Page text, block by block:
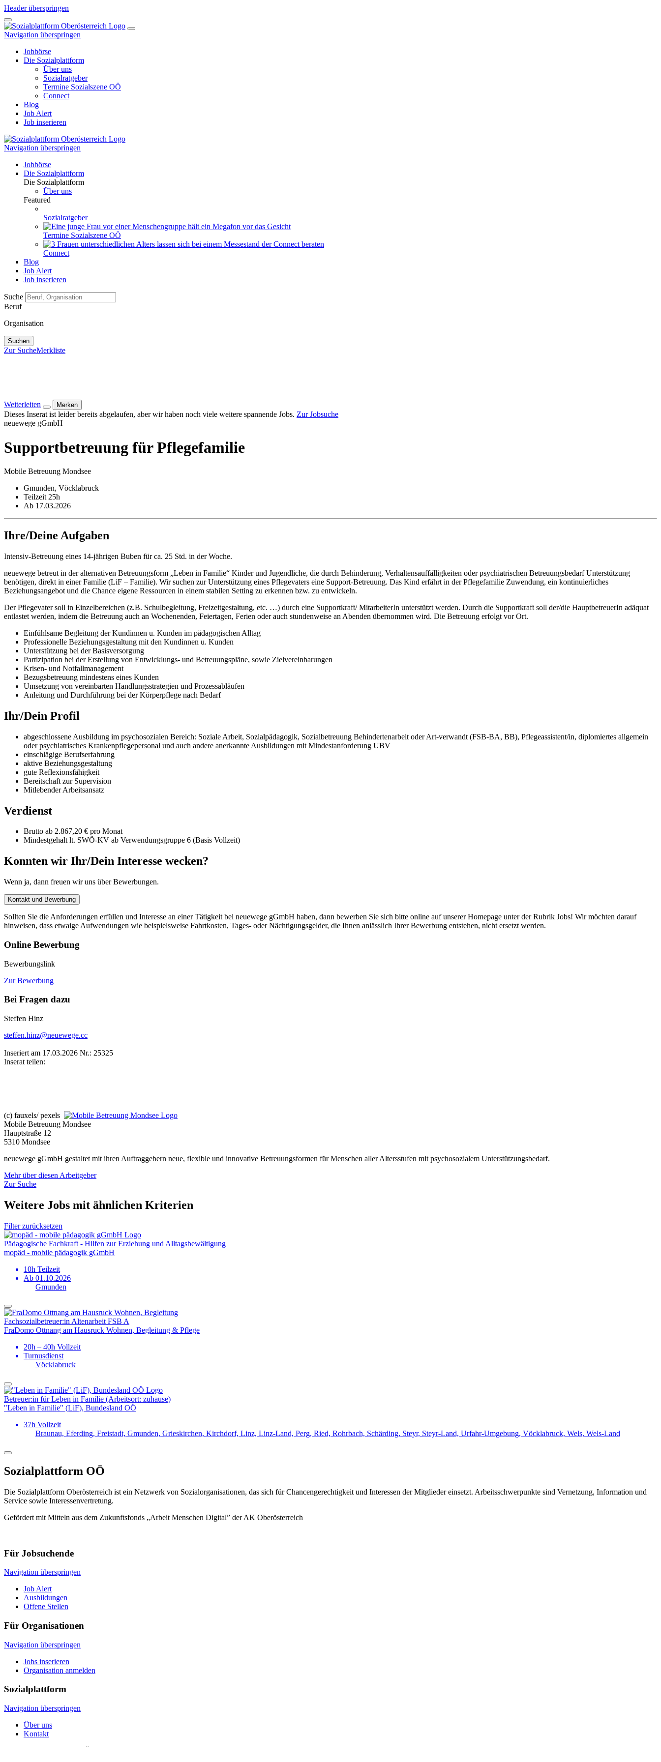
Header überspringen
Navigation überspringen
Jobbörse
Die Sozialplattform
Über uns
Sozialratgeber
Termine Sozialszene OÖ
Connect
Blog
Job Alert
Job inserieren
Navigation überspringen
Jobbörse
Die Sozialplattform
Die Sozialplattform
Über uns
Featured
Sozialratgeber
Termine Sozialszene OÖ
Connect
Blog
Job Alert
Job inserieren
Suche
Beruf
Organisation
Suchen
Zur SucheMerkliste
Weiterleiten Merken
Dieses Inserat ist leider bereits abgelaufen, aber wir haben noch viele weitere spannende Jobs. Zur Jobsuche
neuewege gGmbH
Supportbetreuung für Pflegefamilie
Mobile Betreuung Mondsee
Gmunden, Vöcklabruck
Teilzeit 25h
Ab 17.03.2026
Ihre/Deine Aufgaben
Intensiv-Betreuung eines 14-jährigen Buben für ca. 25 Std. in der Woche.
neuewege betreut in der alternativen Betreuungsform „Leben in Familie“ Kinder und Jugendliche, die durch Behinderung, Verhaltensauffälligkeiten oder psychiatrischen Betreuungsbedarf Unterstützung
benötigen, direkt in einer Familie (LiF – Familie). Wir suchen zur Unterstützung eines Pflegevaters eine Support-Betreuung. Das Kind erfährt in der Pflegefamilie Zuwendung, ein kontinuierliches
Beziehungsangebot und die Chance eigene Ressourcen in einem stabilen Setting zu erkennen bzw. zu entwickeln.
Der Pflegevater soll in Einzelbereichen (z.B. Schulbegleitung, Freizeitgestaltung, etc. …) durch eine Supportkraft/ MitarbeiterIn unterstützt werden. Durch die Supportkraft soll der/die HauptbetreuerIn adäquat
entlastet werden, indem die Betreuung auch an Wochenenden, Feiertagen, Ferien oder auch stundenweise an Abenden übernommen wird. Die Betreuung erfolgt vor Ort.
Einfühlsame Begleitung der Kundinnen u. Kunden im pädagogischen Alltag
Professionelle Beziehungsgestaltung mit den Kundinnen u. Kunden
Unterstützung bei der Basisversorgung
Partizipation bei der Erstellung von Entwicklungs- und Betreuungspläne, sowie Zielvereinbarungen
Krisen- und Notfallmanagement
Bezugsbetreuung mindestens eines Kunden
Umsetzung von vereinbarten Handlungsstrategien und Prozessabläufen
Anleitung und Durchführung bei der Körperpflege nach Bedarf
Ihr/Dein Profil
abgeschlossene Ausbildung im psychosozialen Bereich: Soziale Arbeit, Sozialpädagogik, Sozialbetreuung Behindertenarbeit oder Art-verwandt (FSB-BA, BB), Pflegeassistent/in, diplomiertes allgemein
oder psychiatrisches Krankenpflegepersonal und auch andere anerkannte Ausbildungen mit Mindestanforderung UBV
einschlägige Berufserfahrung
aktive Beziehungsgestaltung
gute Reflexionsfähigkeit
Bereitschaft zur Supervision
Mitlebender Arbeitsansatz
Verdienst
Brutto ab 2.867,20 € pro Monat
Mindestgehalt lt. SWÖ-KV ab Verwendungsgruppe 6 (Basis Vollzeit)
Konnten wir Ihr/Dein Interesse wecken?
Wenn ja, dann freuen wir uns über Bewerbungen.
Kontakt und Bewerbung
Sollten Sie die Anforderungen erfüllen und Interesse an einer Tätigkeit bei neuewege gGmbH haben, dann bewerben Sie sich bitte online auf unserer Homepage unter der Rubrik Jobs! Wir möchten darauf
hinweisen, dass etwaige Aufwendungen wie beispielsweise Fahrtkosten, Tages- oder Nächtigungsgelder, die Ihnen anlässlich Ihrer Bewerbung entstehen, nicht ersetzt werden.
Online Bewerbung
Bewerbungslink
Zur Bewerbung
Bei Fragen dazu
Steffen Hinz
steffen.hinz@neuewege.cc
Inseriert am 17.03.2026 Nr.: 25325
Inserat teilen:
(c) fauxels/ pexels
Mobile Betreuung Mondsee
Hauptstraße 12
5310 Mondsee
neuewege gGmbH gestaltet mit ihren Auftraggebern neue, flexible und innovative Betreuungsformen für Menschen aller Altersstufen mit psychosozialem Unterstützungsbedarf.
Mehr über diesen Arbeitgeber
Zur Suche
Weitere Jobs mit ähnlichen Kriterien
Filter zurücksetzen
Pädagogische Fachkraft - Hilfen zur Erziehung und Alltags­bewältigung
mopäd - mobile pädagogik gGmbH
10h Teilzeit
Ab 01.10.2026
Gmunden
Fachsozial­betreuer:in Altenarbeit FSB A
FraDomo Ottnang am Hausruck Wohnen, Begleitung & Pflege
20h – 40h Vollzeit
Turnusdienst
Vöcklabruck
Betreuer:in für Leben in Familie (Arbeitsort: zuhause)
"Leben in Familie" (LiF), Bundesland OÖ
37h Vollzeit
Braunau, Eferding, Freistadt, Gmunden, Grieskirchen, Kirchdorf, Linz, Linz-Land, Perg, Ried, Rohrbach, Schärding, Steyr, Steyr-Land, Urfahr-Umgebung, Vöcklabruck, Wels, Wels-Land
Sozialplattform OÖ
Die Sozialplattform Oberösterreich ist ein Netzwerk von Sozialorganisationen, das sich für Chancengerechtigkeit und Interessen der Mitglieder einsetzt. Arbeitsschwerpunkte sind Vernetzung, Information und
Service sowie Interessenvertretung.
Gefördert mit Mitteln aus dem Zukunftsfonds „Arbeit Menschen Digital” der AK Oberösterreich
Für Jobsuchende
Navigation überspringen
Job Alert
Ausbildungen
Offene Stellen
Für Organisationen
Navigation überspringen
Jobs inserieren
Organisation anmelden
Sozialplattform
Navigation überspringen
Über uns
Kontakt